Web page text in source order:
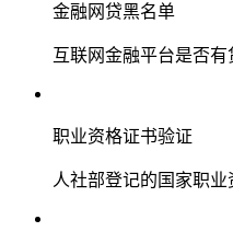
金融网贷黑名单
互联网金融平台是否有
职业资格证书验证
人社部登记的国家职